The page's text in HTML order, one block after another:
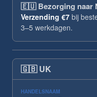
🇪🇺Bezorging naar
Verzending €7 bij
3–5 werkdagen.
🇬🇧 UK
HANDELSNAAM